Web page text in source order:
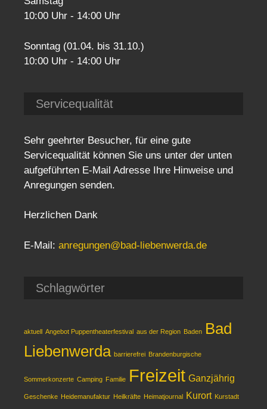
10:00 Uhr - 14:00 Uhr
Sonntag (01.04. bis 31.10.)
10:00 Uhr - 14:00 Uhr
Servicequalität
Sehr geehrter Besucher, für eine gute
Servicequalität können Sie uns unter der unten
aufgeführten E-Mail Adresse Ihre Hinweise und
Anregungen senden.
Herzlichen Dank
E-Mail: anregungen@bad-liebenwerda.de
Schlagwörter
aktuell Angebot Puppentheaterfestival aus der Region Baden Bad
Liebenwerda barrierefrei Brandenburgische
Sommerkonzerte Camping Familie Freizeit Ganzjährig
Geschenke Heidemanufaktur Heilkräfte Heimatjournal Kurort Kurstadt